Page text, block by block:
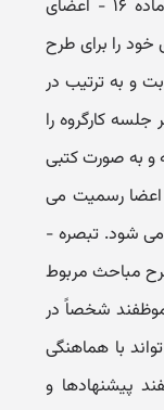
دهند. عناوین، وظایف و اعضای گروههای کاری به تصویب شورا خواهد رسید. ماده ۱۶ - اعضای
را برای طرح
و به ترتیب در
کارگروه را
و به صورت کتبی
دو سوم اعضا رسمیت می
می شود. تبصره -
مباحث مربوط
۱۸ - اعضای کارگروهها موظفند شخصاً در
با هماهنگی
تخصصی موظفند پیشنهادها و